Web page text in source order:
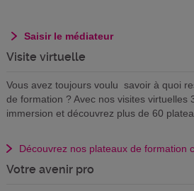
Saisir le médiateur
Visite virtuelle
Vous avez toujours voulu savoir à quoi
de formation ? Avec nos visites virtuelles
immersion et découvrez plus de 60
Découvrez nos plateaux de formation
Votre avenir pro